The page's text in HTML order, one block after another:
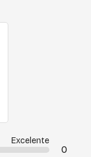
Excelente
0